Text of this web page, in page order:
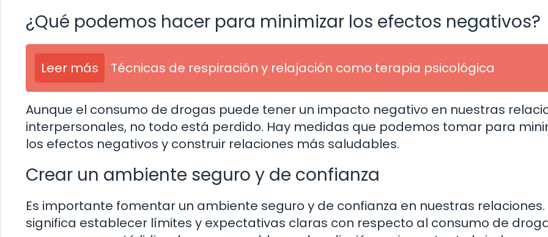
¿Qué podemos hacer para minimizar los efectos negativos?
Leer más Técnicas de respiración y relajación como terapia psicológica
Aunque el consumo de drogas puede tener un impacto negativo en nuestras
interpersonales, no todo está perdido. Hay medidas que podemos tomar para
los efectos negativos y construir relaciones más saludables.
Crear un ambiente seguro y de confianza
Es importante fomentar un ambiente seguro y de confianza en nuestras relaciones.
significa establecer límites y expectativas claras con respecto al consumo de